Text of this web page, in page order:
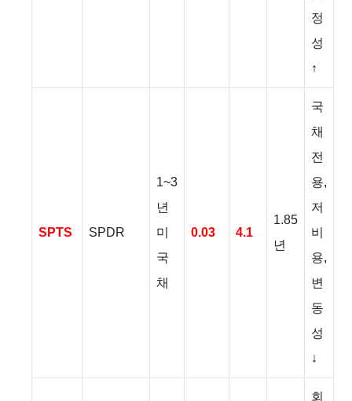
정
성
↑
SPTS SPDR
1~3
년
미
국
채
0.03 4.1
1.85
년
국
채
전
용,
저
비
용,
변
동
성
↓
회